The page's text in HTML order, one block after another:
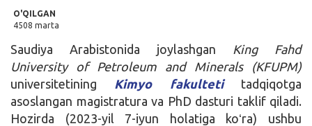
O'QILGAN
4508 marta
Saudiya Arabistonida joylashgan King Fahd
University of Petroleum and Minerals (KFUPM)
universitetining Kimyo fakultetitadqiqotga
asoslangan magistratura va PhD dasturi taklif qiladi.
Hozirda (2023-yil 7-iyun holatiga koʻra) ushbu